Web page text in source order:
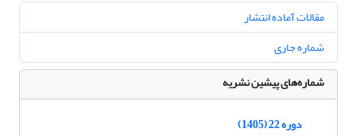
مقالات آماده انتشار
شماره جاری
شماره‌های پیشین نشریه
دوره 22 (1405)